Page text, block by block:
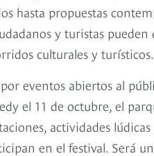
hasta propuestas
y turistas
culturales y turísticos.
eventos abiertos al
el 11 de octubre, el
actividades
en el festival. Será